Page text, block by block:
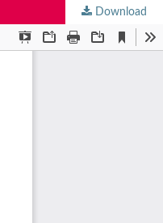
Download